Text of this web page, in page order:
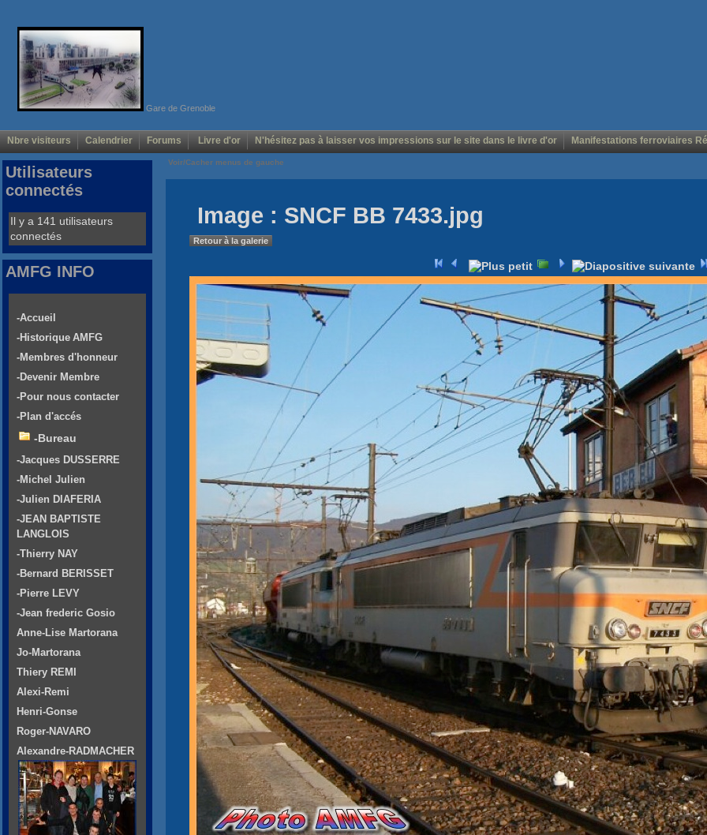
Gare de Grenoble
Nbre visiteurs Calendrier Forums Livre d'or N'hésitez pas à laisser vos impressions sur le site dans le livre d'or Manifestations ferroviaires
Voir/Cacher menus de gauche
Image : SNCF BB 7433.jpg
Retour à la galerie
Utilisateurs
connectés
Il y a 141 utilisateurs
connectés
AMFG INFO
-Accueil
-Historique AMFG
-Membres d'honneur
-Devenir Membre
-Pour nous contacter
-Plan d'accés
-Bureau
-Jacques DUSSERRE
-Michel Julien
-Julien DIAFERIA
-JEAN BAPTISTE
LANGLOIS
-Thierry NAY
-Bernard BERISSET
-Pierre LEVY
-Jean frederic Gosio
Anne-Lise Martorana
Jo-Martorana
Thiery REMI
Alexi-Remi
Henri-Gonse
Roger-NAVARO
Alexandre-RADMACHER